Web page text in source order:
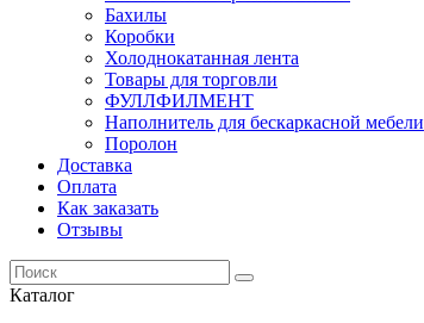
Бахилы
Коробки
Холоднокатанная лента
Товары для торговли
ФУЛЛФИЛМЕНТ
Наполнитель для бескаркасной мебели
Поролон
Доставка
Оплата
Как заказать
Отзывы
Каталог